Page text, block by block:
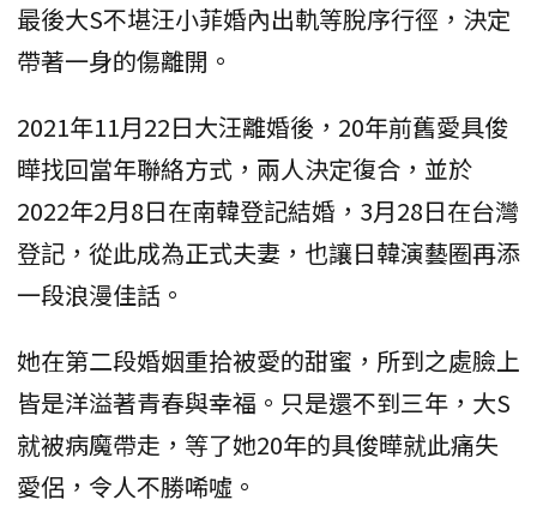
最後大S不堪汪小菲婚內出軌等脫序行徑，決定
帶著一身的傷離開。
2021年11月22日大汪離婚後，20年前舊愛具俊
曄找回當年聯絡方式，兩人決定復合，並於
2022年2月8日在南韓登記結婚，3月28日在台灣
登記，從此成為正式夫妻，也讓日韓演藝圈再添
一段浪漫佳話。
她在第二段婚姻重拾被愛的甜蜜，所到之處臉上
皆是洋溢著青春與幸福。只是還不到三年，大S
就被病魔帶走，等了她20年的具俊曄就此痛失
愛侶，令人不勝唏噓。